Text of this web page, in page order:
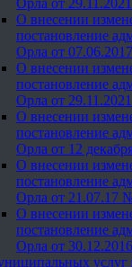
Орла от
О внесении
постановление
Орла от
О внесении
постановление
Орла от
О внесении
постановление
Орла от 12
О внесении
постановление
Орла от 21.07.17
О внесении
постановление
Орла от
услуг